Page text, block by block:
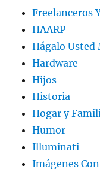
Freelanceros
HAARP
Hágalo Usted
Hardware
Hijos
Historia
Hogar y
Humor
Illuminati
Imágenes